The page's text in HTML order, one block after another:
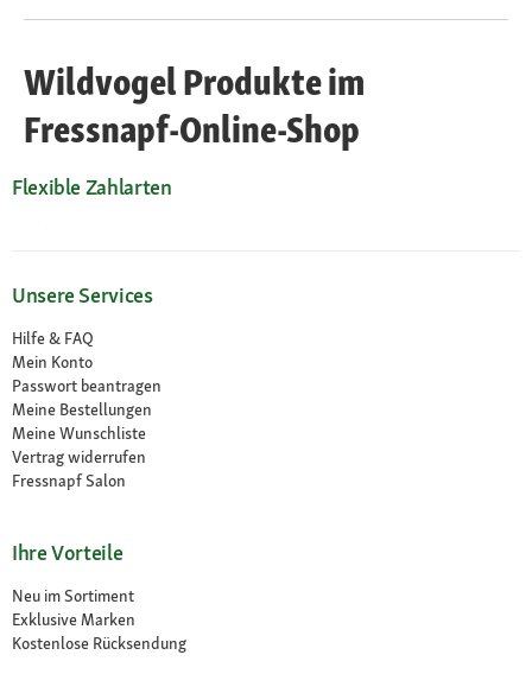
Wildvogel Produkte im
Fressnapf-Online-Shop
Flexible Zahlarten
Unsere Services
Hilfe & FAQ
Mein Konto
Passwort beantragen
Meine Bestellungen
Meine Wunschliste
Vertrag widerrufen
Fressnapf Salon
Ihre Vorteile
Neu im Sortiment
Exklusive Marken
Kostenlose Rücksendung